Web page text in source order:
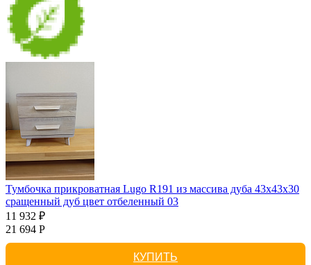
Тумбочка прикроватная Lugo R191 из массива дуба 43х43х30
сращенный дуб цвет отбеленный 03
11 932 ₽
21 694 Р
КУПИТЬ